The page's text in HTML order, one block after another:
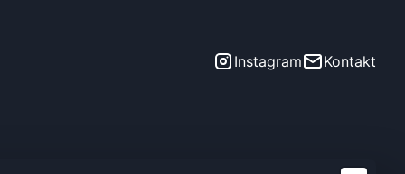
Instagram Kontakt